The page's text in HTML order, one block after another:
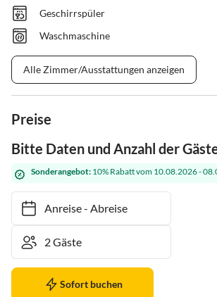
Geschirrspüler
Waschmaschine
Alle Zimmer/Ausstattungen anzeigen
Preise
Bitte Daten und Anzahl der
Sonderangebot: 10% Rabatt vom 10.08.2026 -
Anreise- Abreise
Sofort buchen